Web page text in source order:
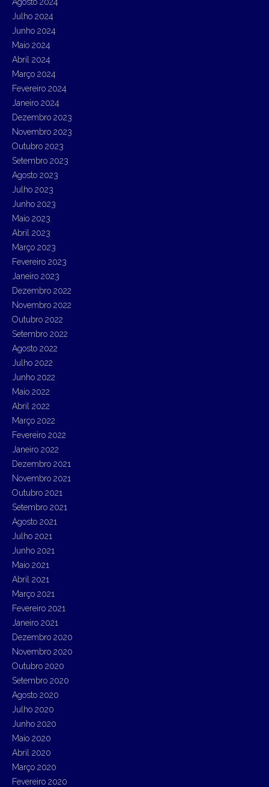
Julho 2024
Junho 2024
Maio 2024
Abril 2024
Março 2024
Fevereiro 2024
Janeiro 2024
Dezembro 2023
Novembro 2023
Outubro 2023
Setembro 2023
Agosto 2023
Julho 2023
Junho 2023
Maio 2023
Abril 2023
Março 2023
Fevereiro 2023
Janeiro 2023
Dezembro 2022
Novembro 2022
Outubro 2022
Setembro 2022
Agosto 2022
Julho 2022
Junho 2022
Maio 2022
Abril 2022
Março 2022
Fevereiro 2022
Janeiro 2022
Dezembro 2021
Novembro 2021
Outubro 2021
Setembro 2021
Agosto 2021
Julho 2021
Junho 2021
Maio 2021
Abril 2021
Março 2021
Fevereiro 2021
Janeiro 2021
Dezembro 2020
Novembro 2020
Outubro 2020
Setembro 2020
Agosto 2020
Julho 2020
Junho 2020
Maio 2020
Abril 2020
Março 2020
Fevereiro 2020